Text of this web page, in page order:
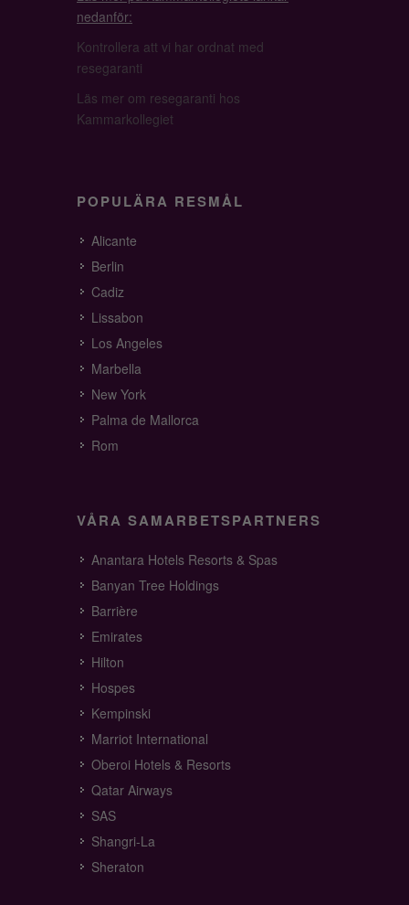
nedanför:
Kontrollera att vi har ordnat med
resegaranti
Läs mer om resegaranti hos
Kammarkollegiet
POPULÄRA RESMÅL
Alicante
Berlin
Cadiz
Lissabon
Los Angeles
Marbella
New York
Palma de Mallorca
Rom
VÅRA SAMARBETSPARTNERS
Anantara Hotels Resorts & Spas
Banyan Tree Holdings
Barrière
Emirates
Hilton
Hospes
Kempinski
Marriot International
Oberoi Hotels & Resorts
Qatar Airways
SAS
Shangri-La
Sheraton